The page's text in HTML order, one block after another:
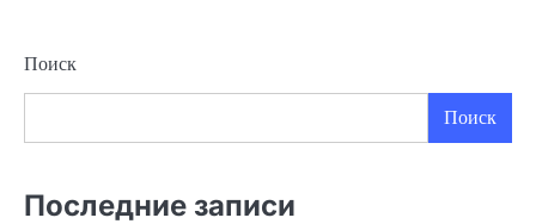
Поиск
Поиск
Последние записи